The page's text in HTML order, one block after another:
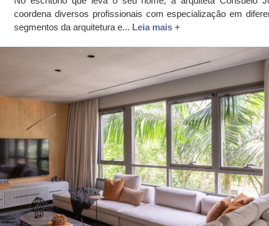
coordena diversos profissionais com especialização em
segmentos da arquitetura e... Leia mais +